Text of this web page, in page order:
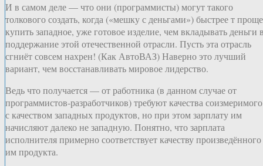
И в самом деле — что они (программисты) могут такого
толкового создать, когда («мешку с деньгами») быстрее т проще
купить западное, уже готовое изделие, чем вкладывать деньги
поддержание этой отечественной отрасли. Пусть эта отрасль
сгниёт совсем нахрен! (Как АвтоВАЗ) Наверно это лучший
вариант, чем восстанавливать мировое лидерство.
Ведь что получается — от работника (в данном случае от
программистов-разработчиков) требуют качества соизмеримого
с качеством западных продуктов, но при этом зарплату им
начисляют далеко не западную. Понятно, что зарплата
исполнителя примерно соответствует качеству произведённого
им продукта.